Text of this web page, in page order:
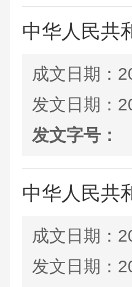
中华人民共
成文日期：
发文日期：
发文字号：
中华人民共
成文日期：
发文日期：